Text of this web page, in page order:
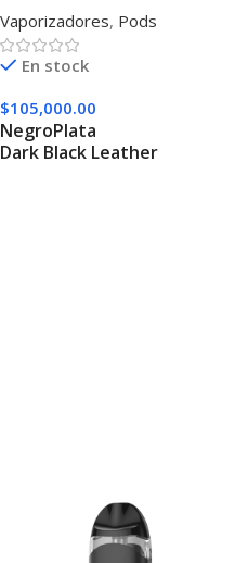
Vaporizadores, Pods
En stock
$105,000.00
NegroPlata
Dark Black Leather